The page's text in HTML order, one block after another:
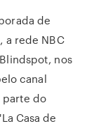
de
a rede NBC
nos
canal
parte do
Casa de